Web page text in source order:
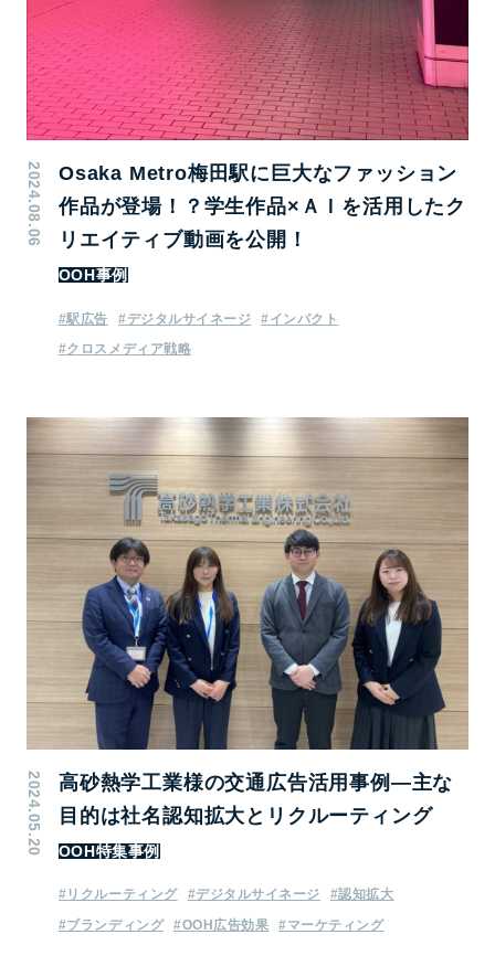
2024.08.06
Osaka Metro梅田駅に巨大なファッション
作品が登場！？学生作品×ＡＩを活用したク
リエイティブ動画を公開！
OOH事例
#駅広告 #デジタルサイネージ
#インパクト
#クロスメディア戦略
2024.05.20
高砂熱学工業様の交通広告活用事例―主な
目的は社名認知拡大とリクルーティング
OOH特集事例
#リクルーティング #デジタルサイネージ
#認知拡大
#ブランディング
#OOH広告効果 #マーケティング